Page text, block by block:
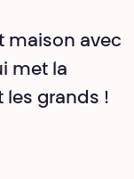
maison avec
met la
les grands !